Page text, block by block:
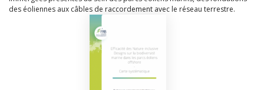
des éoliennes aux câbles de raccordement avec le réseau terrestre.